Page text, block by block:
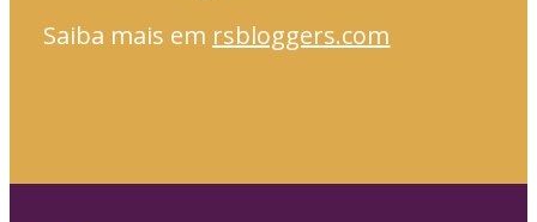
Saiba mais em rsbloggers.com